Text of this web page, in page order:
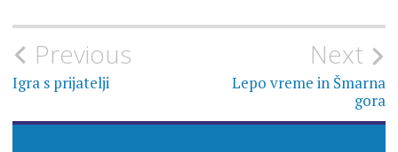
Navigacija
prispevka
Previous
Igra s prijatelji
Next
Lepo vreme in Šmarna
gora